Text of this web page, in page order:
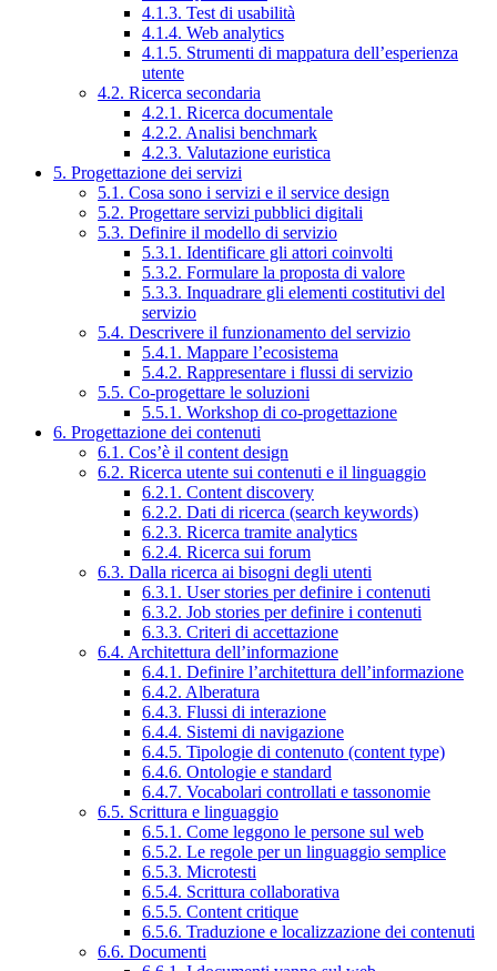
4.1.3. Test di usabilità
4.1.4. Web analytics
4.1.5. Strumenti di mappatura dell’esperienza
utente
4.2. Ricerca secondaria
4.2.1. Ricerca documentale
4.2.2. Analisi benchmark
4.2.3. Valutazione euristica
5. Progettazione dei servizi
5.1. Cosa sono i servizi e il service design
5.2. Progettare servizi pubblici digitali
5.3. Definire il modello di servizio
5.3.1. Identificare gli attori coinvolti
5.3.2. Formulare la proposta di valore
5.3.3. Inquadrare gli elementi costitutivi del
servizio
5.4. Descrivere il funzionamento del servizio
5.4.1. Mappare l’ecosistema
5.4.2. Rappresentare i flussi di servizio
5.5. Co-progettare le soluzioni
5.5.1. Workshop di co-progettazione
6. Progettazione dei contenuti
6.1. Cos’è il content design
6.2. Ricerca utente sui contenuti e il linguaggio
6.2.1. Content discovery
6.2.2. Dati di ricerca (search keywords)
6.2.3. Ricerca tramite analytics
6.2.4. Ricerca sui forum
6.3. Dalla ricerca ai bisogni degli utenti
6.3.1. User stories per definire i contenuti
6.3.2. Job stories per definire i contenuti
6.3.3. Criteri di accettazione
6.4. Architettura dell’informazione
6.4.1. Definire l’architettura dell’informazione
6.4.2. Alberatura
6.4.3. Flussi di interazione
6.4.4. Sistemi di navigazione
6.4.5. Tipologie di contenuto (content type)
6.4.6. Ontologie e standard
6.4.7. Vocabolari controllati e tassonomie
6.5. Scrittura e linguaggio
6.5.1. Come leggono le persone sul web
6.5.2. Le regole per un linguaggio semplice
6.5.3. Microtesti
6.5.4. Scrittura collaborativa
6.5.5. Content critique
6.5.6. Traduzione e localizzazione dei contenuti
6.6. Documenti